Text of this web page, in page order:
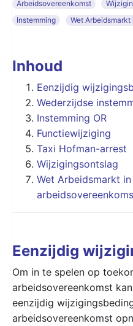
Arbeidsovereenkomst
Instemming
Wet Arbeidsmarkt
Inhoud
Eenzijdig
Wederzijdse
Instemming OR
Functiewijziging
Taxi Hofman-arrest
Wijzigingsontslag
Wet Arbeidsmarkt
Eenzijdig
Om in te spelen op
arbeidsovereenkomst
eenzijdig
arbeidsovereenkomst